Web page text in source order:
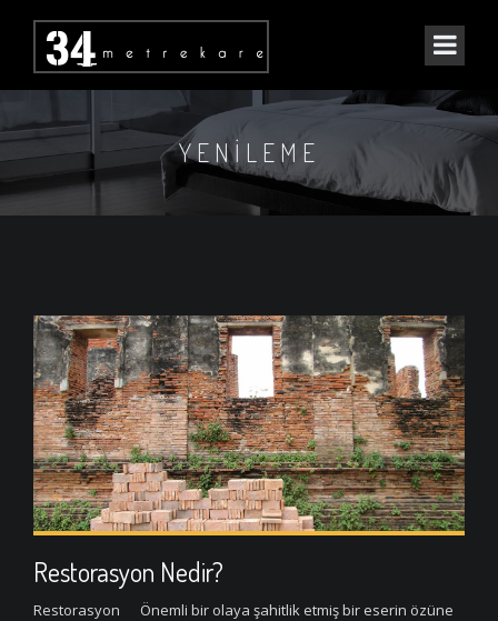
YENILEME
Restorasyon Nedir?
Restorasyon Önemli bir olaya şahitlik etmiş bir eserin özüne